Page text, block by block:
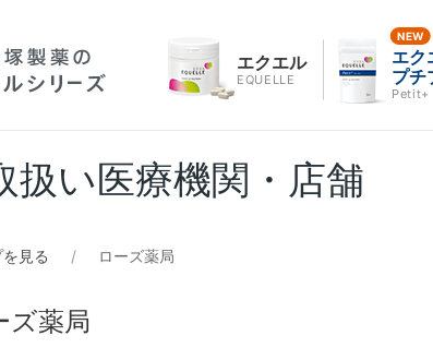
エクエル
EQUELLE
エク
プチ
Petit+
扱い医療機関・店舗
見る ローズ薬局
ズ薬局